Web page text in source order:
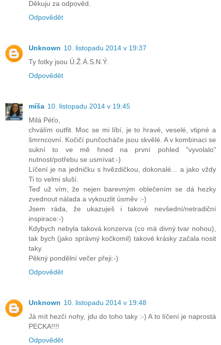
Děkuju za odpověd.
Odpovědět
Unknown 10. listopadu 2014 v 19:37
Ty fotky jsou Ú.Ž.Á.S.N.Ý.
Odpovědět
míša 10. listopadu 2014 v 19:45
Milá Péťo,
chválím outfit. Moc se mi líbí, je to hravé, veselé, vtipné a
šmrncovní. Kočičí punčocháče jsou skvělé. A v kombinaci se
sukní to ve mě hned na první pohled "vyvolalo"
nutnost/potřebu se usmívat:-)
Líčení je na jedničku s hvězdičkou, dokonalé... a jako vždy
Ti to velmi sluší.
Teď už vím, že nejen barevným oblečením se dá hezky
zvednout nálada a vykouzlit úsměv :-)
Jsem ráda, že ukazuješ i takové nevšední/netradiční
inspirace:-)
Kdybych nebyla taková konzerva (co má divný tvar nohou),
tak bych (jako správný kočkomil) takové krásky začala nosit
taky.
Pěkný pondělní večer přeji:-)
Odpovědět
Unknown 10. listopadu 2014 v 19:48
Já mít hezčí nohy, jdu do toho taky :-) A to líčení je naprostá
PECKA!!!!
Odpovědět